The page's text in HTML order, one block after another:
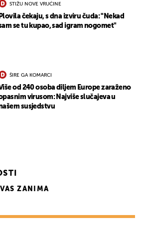
STIŽU NOVE VRUĆINE
Plovila čekaju, s dna izviru čuda: "Nekad
se tu kupao, sad igram nogomet"
ŠIRE GA KOMARCI
od 240 osoba diljem Europe zaraženo
virusom: Najviše slučajeva u
susjedstvu
ZANIMA